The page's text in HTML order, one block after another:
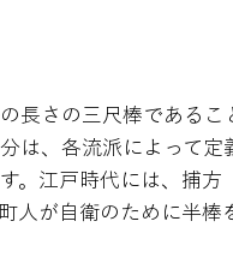
長さの三尺棒である
は、各流派によって定
。江戸時代には、捕
人が自衛のために半棒